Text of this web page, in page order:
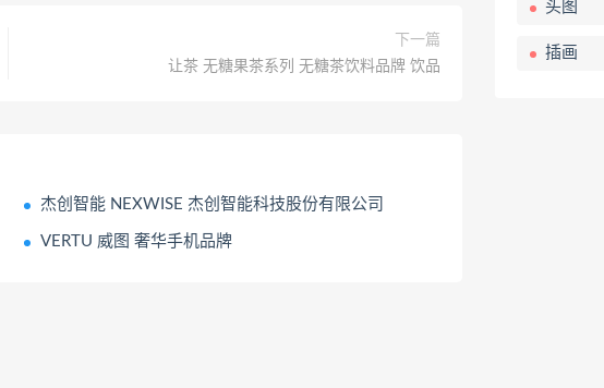
下一篇
让茶 无糖果茶系列 无糖茶饮料品牌 饮品
杰创智能 NEXWISE 杰创智能科技股份有限公司
VERTU 威图 奢华手机品牌
头图
插画